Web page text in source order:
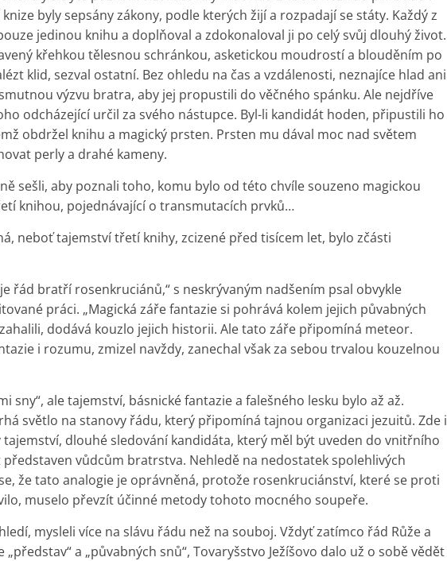
byly sepsány zákony, podle kterých žijí a rozpadají se státy. Každý z
jedinou knihu a doplňoval a zdokonaloval ji po celý svůj dlouhý život.
křehkou tělesnou schránkou, asketickou moudrostí a blouděním po
klid, sezval ostatní. Bez ohledu na čas a vzdálenosti, neznajíce hlad ani
výzvu bratra, aby jej propustili do věčného spánku. Ale nejdříve
odcházející určil za svého nástupce. Byl-li kandidát hoden, připustili ho
obdržel knihu a magický prsten. Prsten mu dával moc nad světem
perly a drahé kameny.
sešli, aby poznali toho, komu bylo od této chvíle souzeno magickou
knihou, pojednávající o transmutacích prvků…
neboť tajemství třetí knihy, zcizené před tisícem let, bylo zčásti
řád bratří rosenkruciánů,“ s neskrývaným nadšením psal obvykle
práci. „Magická záře fantazie si pohrává kolem jejich půvabných
dodává kouzlo jejich historii. Ale tato záře připomíná meteor.
i rozumu, zmizel navždy, zanechal však za sebou trvalou kouzelnou
sny“, ale tajemství, básnické fantazie a falešného lesku bylo až až.
světlo na stanovy řádu, který připomíná tajnou organizaci jezuitů. Zde i
dlouhé sledování kandidáta, který měl být uveden do vnitřního
vůdcům bratrstva. Nehledě na nedostatek spolehlivých
že tato analogie je oprávněná, protože rosenkruciánství, které se proti
muselo převzít účinné metody tohoto mocného soupeře.
mysleli více na slávu řádu než na souboj. Vždyť zatímco řád Růže a
a „půvabných snů“, Tovaryšstvo Ježíšovo dalo už o sobě vědět